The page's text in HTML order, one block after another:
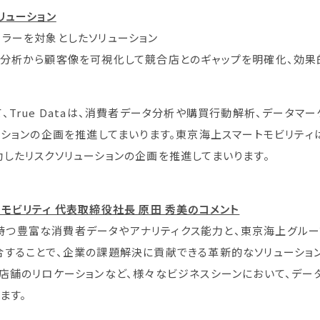
ーション
ーを対象としたソリューション
析から顧客像を可視化して競合店とのギャップを明確化、効
Dataは、消費者データ分析や購買行動解析、データマー
ョンの企画を推進してまいります。東京海上スマートモビリ
たリスクソリューションの企画を推進してまいります。
ビリティ 代表取締役社長 原田 秀美のコメント
富な消費者データやアナリティクス能力と、東京海上グルー
ることで、企業の課題解決に貢献できる革新的なソリューショ
舗のリロケーションなど、様々なビジネスシーンにおいて、デ
す。